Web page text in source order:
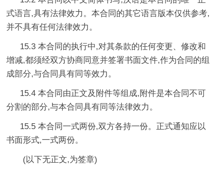
式语言,具有法律效力。本合同的其它语言版本仅供参考,
并不具有任何法律效力。
15.3 本合同的执行中,对其条款的任何变更、修改和
增减,都须经双方协商同意并签署书面文件,作为合同的组
成部分,与合同具有同等效力。
15.4 本合同由正文及附件等组成,附件是本合同不可
分割的部分,与本合同具有同等法律效力。
15.5 本合同一式两份,双方各持一份。正式通知应以
书面形式,一式两份。
(以下无正文,为签章)